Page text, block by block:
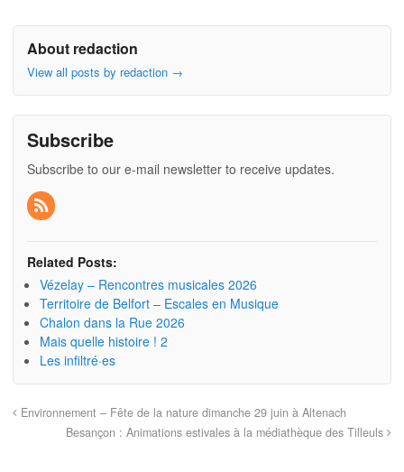
About redaction
View all posts by redaction →
Subscribe
Subscribe to our e-mail newsletter to receive updates.
Related Posts:
Vézelay – Rencontres musicales 2026
Territoire de Belfort – Escales en Musique
Chalon dans la Rue 2026
Mais quelle histoire ! 2
Les infiltré·es
Environnement – Fête de la nature dimanche 29 juin à Altenach
Besançon : Animations estivales à la médiathèque des Tilleuls